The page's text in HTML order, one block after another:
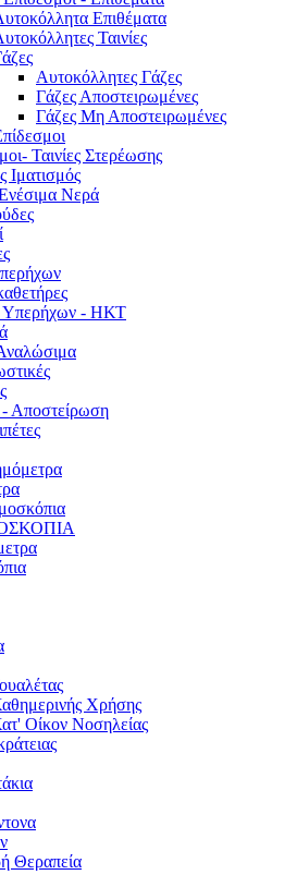
Επιθέματα
Ταινίες
Αυτοκόλλητες Γάζες
Γάζες Αποστειρωμένες
Γάζες Μη Αποστειρωμένες
Ταινίες Στερέωσης
Ιματισμός
Νερά
Υπερήχων - ΗΚΤ
Αποστείρωση
Χρήσης
Οίκον Νοσηλείας
Θεραπεία